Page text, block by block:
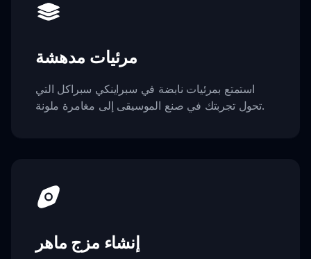
مرئيات مدهشة
استمتع بمرئيات نابضة في سبراينكي سبراكل التي
تحول تجربتك في صنع الموسيقى إلى مغامرة ملونة.
إنشاء مزج ماهر